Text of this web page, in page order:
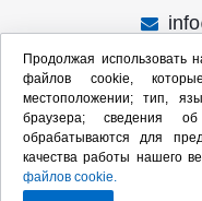
г. Тюмень,
Пн-
Мы в
Продолжая использовать
файлов cookie,
местоположении; тип,
браузера; сведения
обрабатываются для
качества работы нашего
файлов cookie.